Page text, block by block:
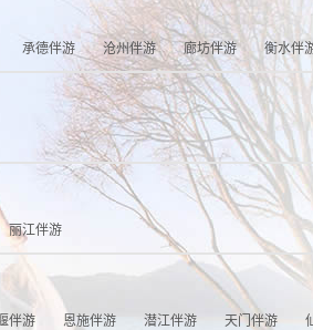
承德伴游 沧州伴游 廊坊伴游 衡水伴
丽江伴游
伴游 恩施伴游 潜江伴游 天门伴游